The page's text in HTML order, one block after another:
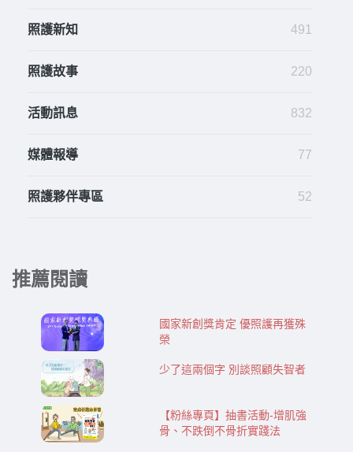
照護新知 491
照護故事 220
活動訊息 832
媒體報導 77
照護夥伴專區 52
推薦閱讀
國家新創獎肯定 優照護再獲殊
榮
少了這兩個字 別談照顧失智者
【粉絲專頁】抽書活動-增肌強
骨、不跌倒不骨折實踐法